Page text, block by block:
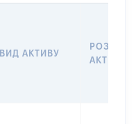
ВИД АКТИВУ
РОЗМІР
АКТИВУ